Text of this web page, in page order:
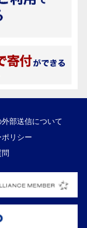
部送信について
リシー